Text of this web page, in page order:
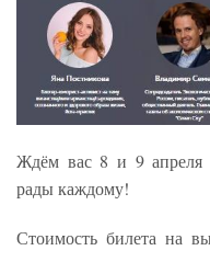
Ждём вас 8 и 9 апреля
рады каждому!
Стоимость билета на